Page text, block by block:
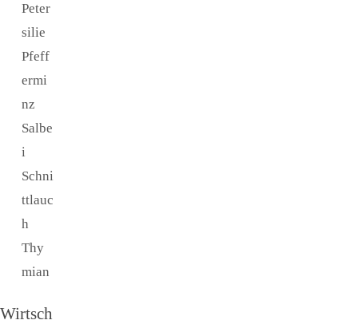
Peter
silie
Pfeff
ermi
nz
Salbe
i
Schni
ttlauc
h
Thy
mian
Wirtsch